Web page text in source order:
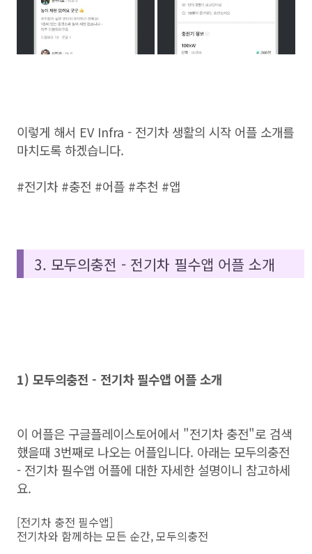
이렇게 해서 EV Infra - 전기차 생활의 시작 어플 소개를
마치도록 하겠습니다.
#전기차 #충전 #어플 #추천 #앱
3. 모두의충전 - 전기차 필수앱 어플 소개
1) 모두의충전 - 전기차 필수앱 어플 소개
이 어플은 구글플레이스토어에서 "전기차 충전"로 검색
했을때 3번째로 나오는 어플입니다. 아래는 모두의충전
- 전기차 필수앱 어플에 대한 자세한 설명이니 참고하세
요.
[전기차 충전 필수앱]
전기차와 함께하는 모든 순간, 모두의충전